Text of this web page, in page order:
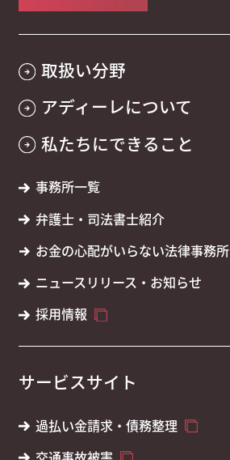
取扱い分野
アディーレについて
私たちにできること
事務所一覧
弁護士・司法書士紹介
お金の心配がいらない法律事務所
ニュースリリース・お知らせ
採用情報
サービスサイト
過払い金請求・債務整理